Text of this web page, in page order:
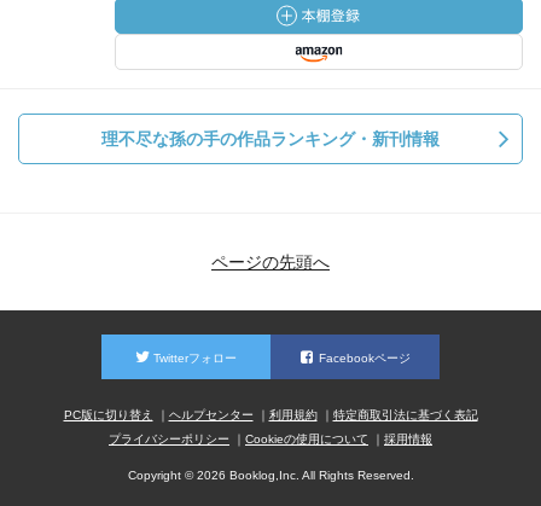
理不尽な孫の手の作品ランキング・新刊情報
ページの先頭へ
Twitterフォロー Facebookページ
PC版に切り替え ヘルプセンター 利用規約
特定商取引法に基づく表記
プライバシーポリシー
Cookieの使用について 採用情報
Copyright © 2026 Booklog,Inc. All Rights Reserved.